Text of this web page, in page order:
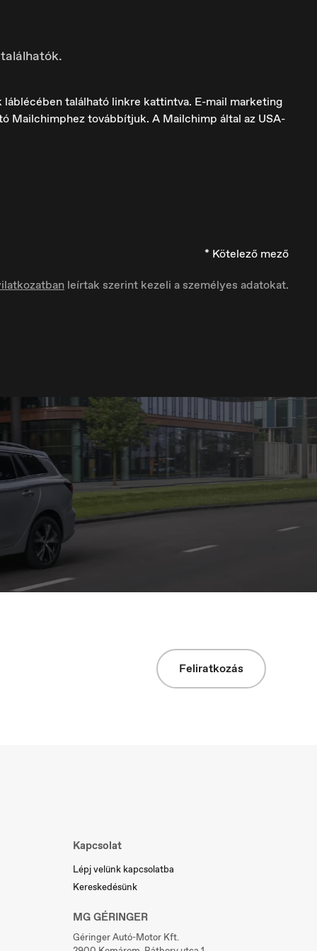
Norge
Norsk
találhatók.
található linkre kattintva. E-mail marketing
Mailchimphez továbbítjuk. A Mailchimp által az USA-
* Kötelező mező
leírtak szerint kezeli a személyes adatokat.
Feliratkozás
Kapcsolat
Lépj velünk kapcsolatba
Kereskedésünk
MG GÉRINGER
Géringer Autó-Motor Kft.